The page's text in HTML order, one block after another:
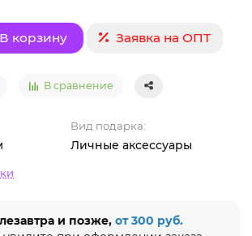
В корзину Заявка на ОПТ
В сравнение
Вид подарка:
Личные аксессуары
и позже, от 300 руб.